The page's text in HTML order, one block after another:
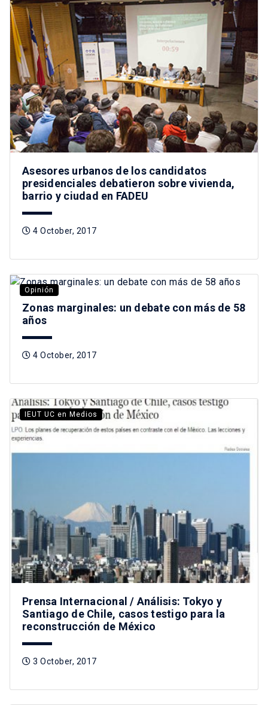
Asesores urbanos de los candidatos
presidenciales debatieron sobre vivienda,
barrio y ciudad en FADEU
4 October, 2017
Opinión
Zonas marginales: un debate con más de 58
años
4 October, 2017
IEUT UC en Medios
Prensa Internacional / Análisis: Tokyo y
Santiago de Chile, casos testigo para la
reconstrucción de México
3 October, 2017